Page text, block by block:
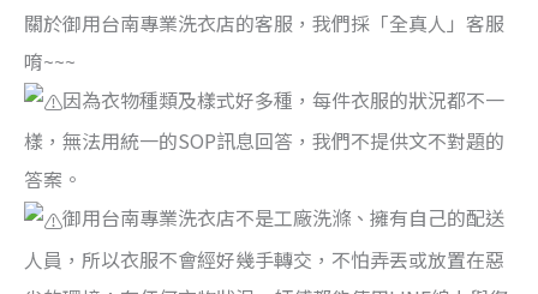
關於御用台南專業洗衣店的客服，我們採「全真人」客服
唷~~~
因為衣物種類及樣式好多種，每件衣服的狀況都不一
樣，無法用統一的SOP訊息回答，我們不提供文不對題的
答案。
御用台南專業洗衣店不是工廠洗滌、擁有自己的配送
人員，所以衣服不會經好幾手轉交，不怕弄丟或放置在惡